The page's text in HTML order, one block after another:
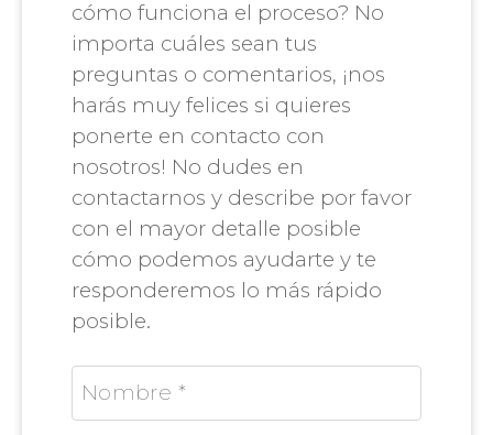
cómo funciona el proceso? No
importa cuáles sean tus
preguntas o comentarios, ¡nos
harás muy felices si quieres
ponerte en contacto con
nosotros! No dudes en
contactarnos y describe por favor
con el mayor detalle posible
cómo podemos ayudarte y te
responderemos lo más rápido
posible.